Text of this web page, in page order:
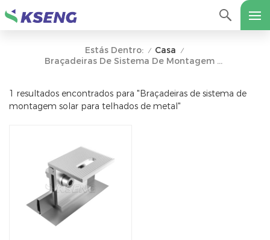
Estás Dentro: / Casa /
Braçadeiras De Sistema De Montagem Solar Para Telhados De Metal
1 resultados encontrados para "Braçadeiras de sistema de
montagem solar para telhados de metal"